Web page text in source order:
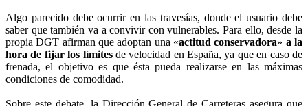
Algo parecido debe ocurrir en las travesías, donde el usuario debe
saber que también va a convivir con vulnerables. Para ello, desde la
propia DGT afirman que adoptan una «actitud conservadora» a la
hora de fijar los límitesde velocidad en España, ya que en caso de
frenada, el objetivo es que ésta pueda realizarse en las máximas
condiciones de comodidad.
Sobre este debate, la Dirección General de Carreteras asegura que